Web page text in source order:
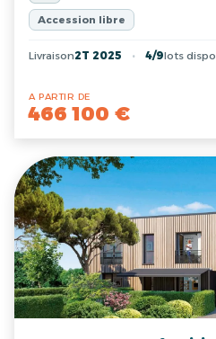
Accession libre
Livraison2T 2025 4/9lots dispo
A PARTIR DE
466 100 €